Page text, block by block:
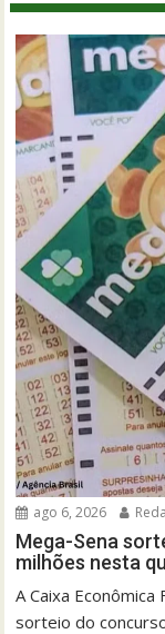
ago 6, 2026
Mega-Sena
milhões nesta
A Caixa
sorteio do